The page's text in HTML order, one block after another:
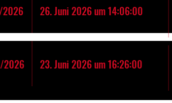
2026 26. Juni 2026 um 14:06:00
2026 23. Juni 2026 um 16:26:00